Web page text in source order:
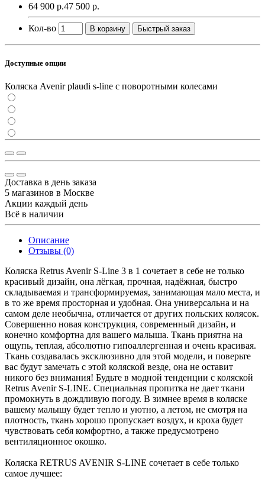
64 900 р.47 500 р.
Кол-во В корзину Быстрый заказ
Доступные опции
Коляска Avenir plaudi s-line с поворотными колесами
Доставка в день заказа
5 магазинов в Москве
Акции каждый день
Всё в наличии
Описание
Отзывы (0)
Коляска Retrus Avenir S-Line 3 в 1 сочетает в себе не только
красивый дизайн, она лёгкая, прочная, надёжная, быстро
складываемая и трансформируемая, занимающая мало места, и
в то же время просторная и удобная. Она универсальна и на
самом деле необычна, отличается от других польских колясок.
Совершенно новая конструкция, современный дизайн, и
конечно комфортна для вашего малыша. Ткань приятна на
ощупь, теплая, абсолютно гипоаллергенная и очень красивая.
Ткань создавалась эксклюзивно для этой модели, и поверьте
вас будут замечать с этой коляской везде, она не оставит
никого без внимания! Будьте в модной тенденции с коляской
Retrus Avenir S-LINE. Специальная пропитка не дает ткани
промокнуть в дождливую погоду. В зимнее время в коляске
вашему малышу будет тепло и уютно, а летом, не смотря на
плотность, ткань хорошо пропускает воздух, и кроха будет
чувствовать себя комфортно, а также предусмотрено
вентиляционное окошко.
Коляска RETRUS AVENIR S-LINE сочетает в себе только
самое лучшее: